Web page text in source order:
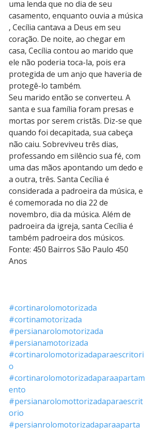
uma lenda que no dia de seu
casamento, enquanto ouvia a música
, Cecília cantava a Deus em seu
coração. De noite, ao chegar em
casa, Cecília contou ao marido que
ele não poderia toca-la, pois era
protegida de um anjo que haveria de
protegê-lo também.
Seu marido então se converteu. A
santa e sua família foram presas e
mortas por serem cristãs. Diz-se que
quando foi decapitada, sua cabeça
não caiu. Sobreviveu três dias,
professando em silêncio sua fé, com
uma das mãos apontando um dedo e
a outra, três. Santa Cecília é
considerada a padroeira da música, e
é comemorada no dia 22 de
novembro, dia da música. Além de
padroeira da igreja, santa Cecília é
também padroeira dos músicos.
Fonte: 450 Bairros São Paulo 450
Anos
#cortinarolomotorizada
#cortinamotorizada
#persianarolomotorizada
#persianamotorizada
#cortinarolomotorizadaparaescritori
o
#cortinarolomotorizadaparaapartam
ento
#persianarolomottorizadaparaescrit
orio
#persianrolomotorizadaparaaparta